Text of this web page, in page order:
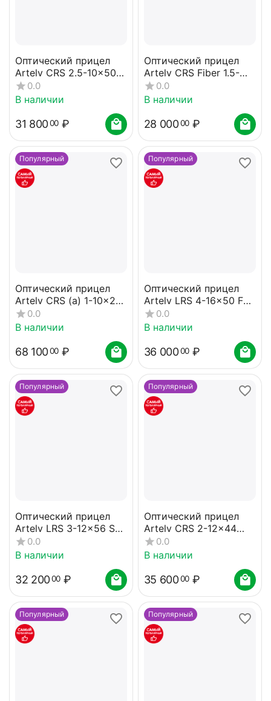
Оптический прицел
Artelv CRS 2.5-10x50
SFP 30мм
0.0
В наличии
31 80000 ₽
Оптический прицел
Artelv CRS Fiber 1.5-
6x44 SFP 30мм
0.0
В наличии
28 00000 ₽
Популярный
Оптический прицел
Artelv CRS (a) 1-10x28
FFP 34мм
0.0
В наличии
68 10000 ₽
Популярный
Оптический прицел
Artelv LRS 4-16x50 FFP
30мм
0.0
В наличии
36 00000 ₽
Популярный
Оптический прицел
Artelv LRS 3-12x56 SFP
30мм
0.0
В наличии
32 20000 ₽
Популярный
Оптический прицел
Artelv CRS 2-12x44
SFP 30мм
0.0
В наличии
35 60000 ₽
Популярный Популярный